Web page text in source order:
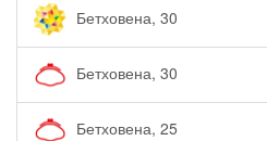
Бетховена, 30
Бетховена, 30
Бетховена, 25